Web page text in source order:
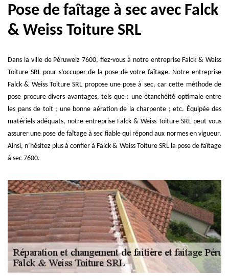
Pose de faîtage à sec avec Falck
& Weiss Toiture SRL
Dans la ville de Péruwelz 7600, fiez-vous à notre entreprise Falck & Weiss
Toiture SRL pour s’occuper de la pose de votre faîtage. Notre entreprise
Falck & Weiss Toiture SRL propose une pose à sec, car cette méthode de
pose procure divers avantages, tels que : une étanchéité optimale entre
les pans de toit ; une bonne aération de la charpente ; etc. Équipée des
matériels adéquats, notre entreprise Falck & Weiss Toiture SRL peut vous
assurer une pose de faîtage à sec fiable qui répond aux normes en vigueur.
Ainsi, n’hésitez plus à confier à Falck & Weiss Toiture SRL la pose de faîtage
à sec 7600.